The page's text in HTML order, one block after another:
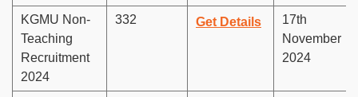
KGMU Non-
Teaching
Recruitment
2024
332 Get Details
17th
November
2024